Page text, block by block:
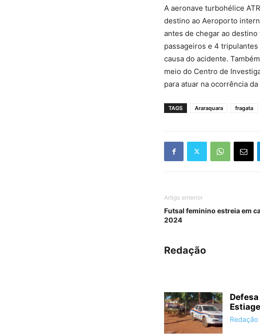
A aeronave turbohélice
destino ao Aeroporto
antes de chegar ao
passageiros e 4 tripulantes
causa do acidente.
meio do Centro de
para atuar na ocorrência
TAGS Araraquara fragata
Artigo anterior
Futsal feminino estreia em
2024
Redação
Redação